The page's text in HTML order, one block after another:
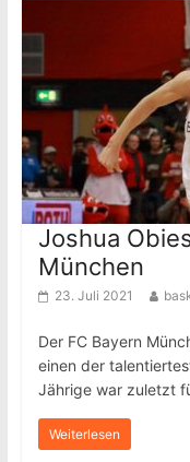
Joshua
München
23. Juli 2021
Der FC Bayern
einen der
Jährige war zuletzt
Weiterlesen